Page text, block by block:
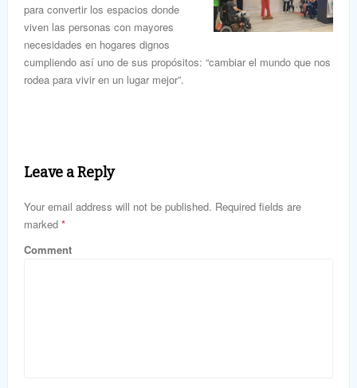
para convertir los espacios donde
viven las personas con mayores
necesidades en hogares dignos
cumpliendo así uno de sus propósitos: “cambiar el mundo que nos
rodea para vivir en un lugar mejor”.
Leave a Reply
Your email address will not be published. Required fields are
marked *
Comment